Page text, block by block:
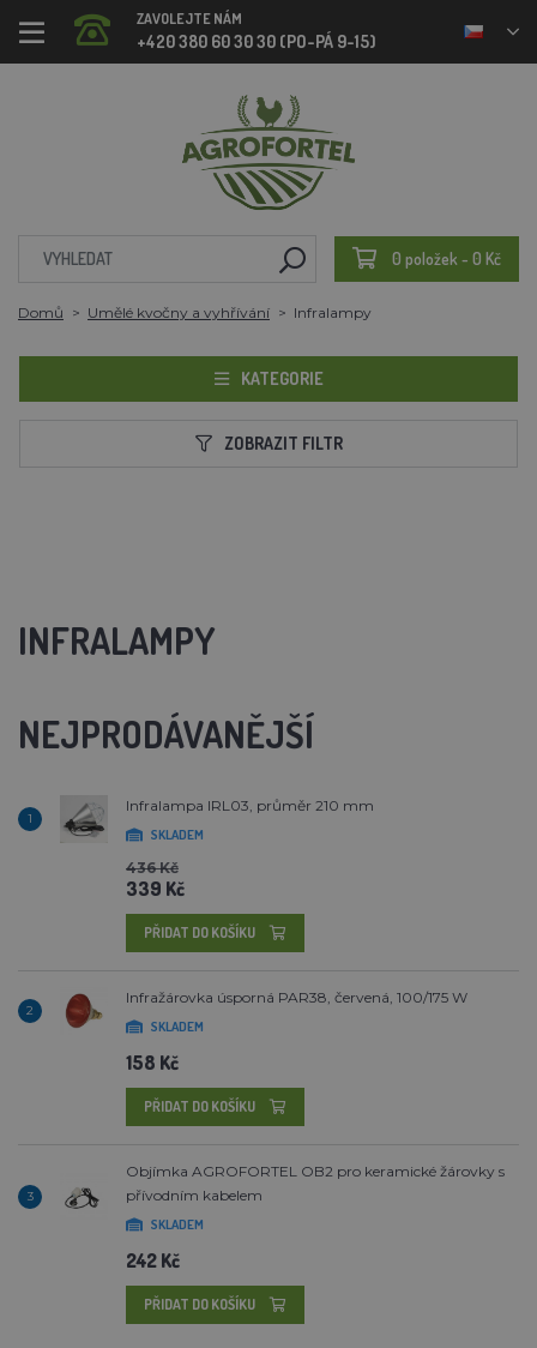
ZAVOLEJTE NÁM
+420 380 60 30 30 (PO-PÁ 9-15)
0 položek - 0 Kč
Domů Umělé kvočny a vyhřívání Infralampy
KATEGORIE
ZOBRAZIT FILTR
INFRALAMPY
NEJPRODÁVANĚJŠÍ
1
Infralampa IRL03, průměr 210 mm
SKLADEM
436 Kč
339 Kč
PŘIDAT DO KOŠÍKU
2
Infražárovka úsporná PAR38, červená, 100/175 W
SKLADEM
158 Kč
PŘIDAT DO KOŠÍKU
3
Objímka AGROFORTEL OB2 pro keramické žárovky s
přívodním kabelem
SKLADEM
242 Kč
PŘIDAT DO KOŠÍKU